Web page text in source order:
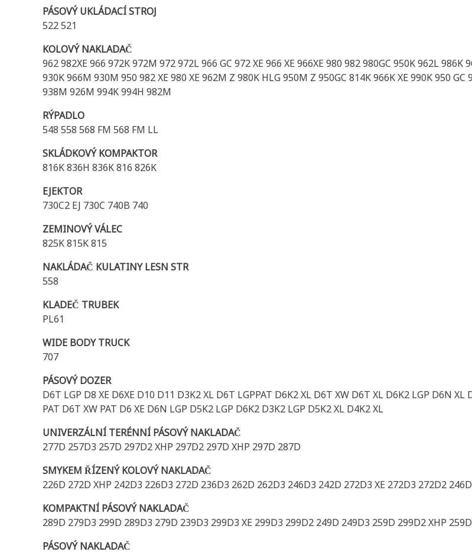
PÁSOVÝ UKLÁDACÍ STROJ
522 521
KOLOVÝ NAKLADAČ
962 982XE 966 972K 972M 972 972L 966 GC 972 XE 966 XE 966XE 980 982 980GC 950K 962L
930K 966M 930M 950 982 XE 980 XE 962M Z 980K HLG 950M Z 950GC 814K 966K XE 990K 950
938M 926M 994K 994H 982M
RÝPADLO
548 558 568 FM 568 FM LL
SKLÁDKOVÝ KOMPAKTOR
816K 836H 836K 816 826K
EJEKTOR
730C2 EJ 730C 740B 740
ZEMINOVÝ VÁLEC
825K 815K 815
NAKLÁDAČ KULATINY LESN STR
558
KLADEČ TRUBEK
PL61
WIDE BODY TRUCK
707
PÁSOVÝ DOZER
D6T LGP D8 XE D6XE D10 D11 D3K2 XL D6T LGPPAT D6K2 XL D6T XW D6T XL D6K2 LGP D6N
PAT D6T XW PAT D6 XE D6N LGP D5K2 LGP D6K2 D3K2 LGP D5K2 XL D4K2 XL
UNIVERZÁLNÍ TERÉNNÍ PÁSOVÝ NAKLADAČ
277D 257D3 257D 297D2 XHP 297D2 297D XHP 297D 287D
SMYKEM ŘÍZENÝ KOLOVÝ NAKLADAČ
226D 272D XHP 242D3 226D3 272D 236D3 262D 262D3 246D3 242D 272D3 XE 272D3 272D2
KOMPAKTNÍ PÁSOVÝ NAKLADAČ
289D 279D3 299D 289D3 279D 239D3 299D3 XE 299D3 299D2 249D 249D3 259D 299D2 XHP
PÁSOVÝ NAKLADAČ